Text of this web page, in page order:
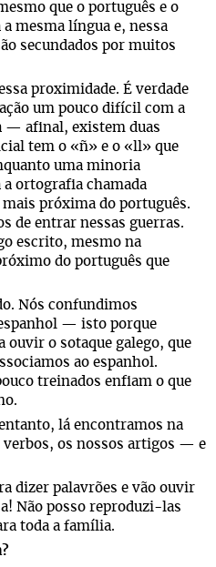
que o português e o
mesma língua e, nessa
secundados por muitos
proximidade. É verdade
um pouco difícil com a
— afinal, existem duas
tem o «ñ» e o «ll» que
uma minoria
ortografia chamada
próxima do português.
de entrar nessas guerras.
escrito, mesmo na
do português que
Nós confundimos
— isto porque
ouvir o sotaque galego, que
ao espanhol.
treinados enfiam o que
lá encontramos na
verbos, os nossos artigos — e
dizer palavrões e vão ouvir
Não posso reproduzi-las
toda a família.